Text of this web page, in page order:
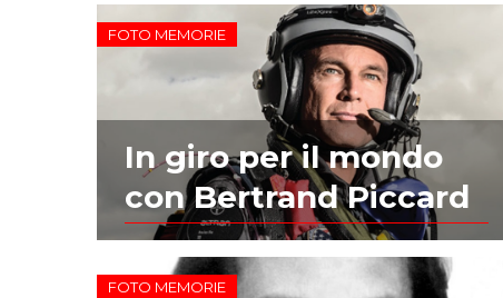
FOTO MEMORIE
In giro per il mondo
con Bertrand Piccard
FOTO MEMORIE